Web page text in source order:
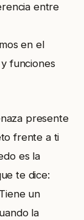
entre
en el
funciones
presente
frente a ti
es la
te dice:
un
la